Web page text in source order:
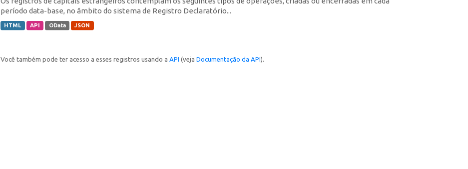
período data-base, no âmbito do sistema de Registro Declaratório...
HTML API OData JSON
Você também pode ter acesso a esses registros usando a API (veja Documentação da API).